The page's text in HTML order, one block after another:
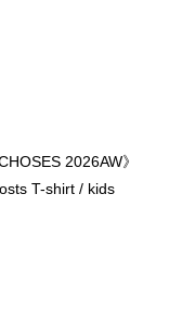
2026AW》
T-shirt / kids